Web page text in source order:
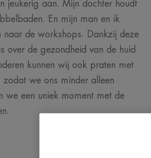
jeukerig aan. Mijn dochter houdt
En mijn man en ik
naar de workshops. Dankzij deze
over de gezondheid van de huid
kunnen wij ook praten met
zodat we ons minder alleen
we een uniek moment met de